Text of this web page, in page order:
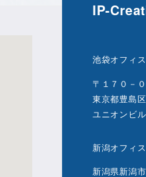
IP-
池袋オフィス
〒１７０－
東京都豊島
ユニオンビ
新潟オフィス
新潟県新潟